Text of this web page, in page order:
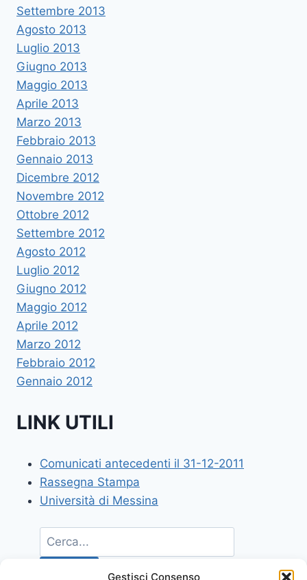
Gestisci Consenso
Settembre 2013
Agosto 2013
Luglio 2013
Giugno 2013
Maggio 2013
Aprile 2013
Marzo 2013
Febbraio 2013
Gennaio 2013
Dicembre 2012
Novembre 2012
Ottobre 2012
Settembre 2012
Agosto 2012
Luglio 2012
Giugno 2012
Maggio 2012
Aprile 2012
Marzo 2012
Febbraio 2012
Gennaio 2012
LINK UTILI
Comunicati antecedenti il 31-12-2011
Rassegna Stampa
Università di Messina